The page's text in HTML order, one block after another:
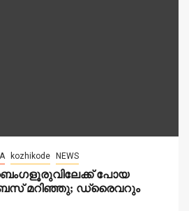
kozhikode NEWS
പോയ
മറിഞ്ഞു; ഡ്രൈവറും